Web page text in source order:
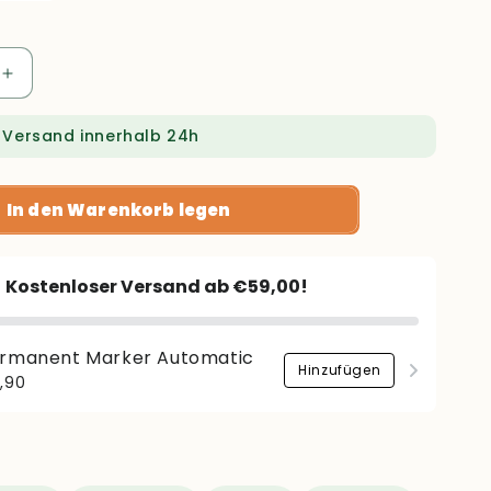
Erhöhe
die
Menge
Automatic
Versand innerhalb 24h
In den Warenkorb legen
Kostenloser Versand ab €59,00!
Marker Automatic Hinzufügen